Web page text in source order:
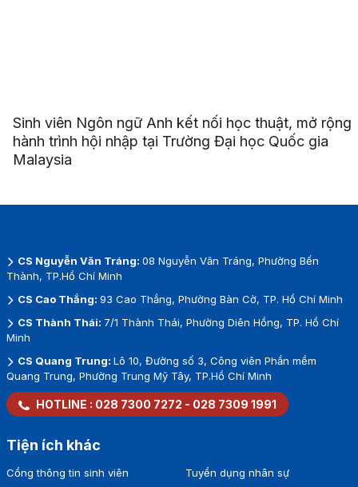
Sinh viên Ngôn ngữ Anh kết nối học thuật, mở rộng
hành trình hội nhập tại Trường Đại học Quốc gia
Malaysia
CS Nguyễn Văn Tráng: 08 Nguyễn Văn Tráng, Phường Bến
Thành, TP.Hồ Chí Minh
CS Cao Thắng: 93 Cao Thắng, Phường Bàn Cờ, TP. Hồ Chí Minh
CS Thành Thái: 7/1 Thành Thái, Phường Diên Hồng, TP. Hồ Chí
Minh
CS Quang Trung: Lô 10, Đường số 3, Công viên Phần mềm
Quang Trung, Phường Trung Mỹ Tây, TP.Hồ Chí Minh
HOTLINE : 028 7300 7272 - 028 7309 1991
Tiện ích khác
Cổng thông tin sinh viên Tuyển dụng nhân sự